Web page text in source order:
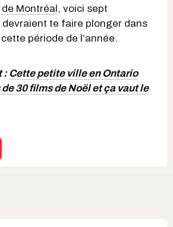
Montréal, voici sept
te faire plonger dans
période de l’année.
: Cette petite ville en Ontario
30 films de Noël et ça vaut le